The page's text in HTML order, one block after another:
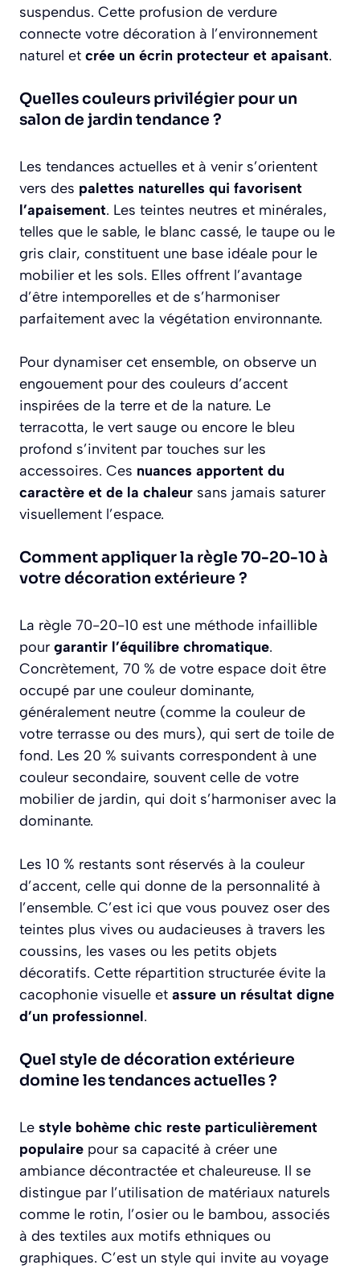
suspendus. Cette profusion de verdure
connecte votre décoration à l’environnement
naturel et crée un écrin protecteur et apaisant.
Quelles couleurs privilégier pour un
salon de jardin tendance ?
Les tendances actuelles et à venir s’orientent
vers des palettes naturelles qui favorisent
l’apaisement. Les teintes neutres et minérales,
telles que le sable, le blanc cassé, le taupe ou le
gris clair, constituent une base idéale pour le
mobilier et les sols. Elles offrent l’avantage
d’être intemporelles et de s’harmoniser
parfaitement avec la végétation environnante.
Pour dynamiser cet ensemble, on observe un
engouement pour des couleurs d’accent
inspirées de la terre et de la nature. Le
terracotta, le vert sauge ou encore le bleu
profond s’invitent par touches sur les
accessoires. Ces nuances apportent du
caractère et de la chaleur sans jamais saturer
visuellement l’espace.
Comment appliquer la règle 70-20-10 à
votre décoration extérieure ?
La règle 70-20-10 est une méthode infaillible
pour garantir l’équilibre chromatique.
Concrètement, 70 % de votre espace doit être
occupé par une couleur dominante,
généralement neutre (comme la couleur de
votre terrasse ou des murs), qui sert de toile de
fond. Les 20 % suivants correspondent à une
couleur secondaire, souvent celle de votre
mobilier de jardin, qui doit s’harmoniser avec la
dominante.
Les 10 % restants sont réservés à la couleur
d’accent, celle qui donne de la personnalité à
l’ensemble. C’est ici que vous pouvez oser des
teintes plus vives ou audacieuses à travers les
coussins, les vases ou les petits objets
décoratifs. Cette répartition structurée évite la
cacophonie visuelle et assure un résultat digne
d’un professionnel.
Quel style de décoration extérieure
domine les tendances actuelles ?
Le style bohème chic reste particulièrement
populaire pour sa capacité à créer une
ambiance décontractée et chaleureuse. Il se
distingue par l’utilisation de matériaux naturels
comme le rotin, l’osier ou le bambou, associés
à des textiles aux motifs ethniques ou
graphiques. C’est un style qui invite au voyage